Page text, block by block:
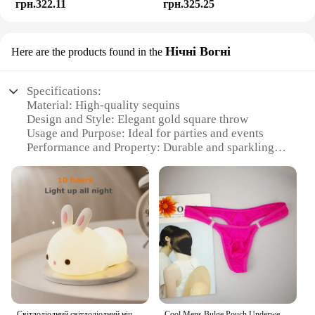
грн.322.11 грн.325.25
Here are the products found in the Нічні Вогні
Specifications:
Material: High-quality sequins
Design and Style: Elegant gold square throw
Usage and Purpose: Ideal for parties and events
Performance and Property: Durable and sparkling
Quantity: Available in sets for wholesale and retail
Features:
**Elegant Ambiance for Every Occasion**
The PartyDelight Gold Sequin Square Throw is a
stunning addition to any event, adding a touch of
glamour and sophistication to your celebrations.
Crafted from premium sequins, this throw radiates a
dazzling sheen that captures the light, creating a
festive atmosphere wherever it's placed. Its versatile